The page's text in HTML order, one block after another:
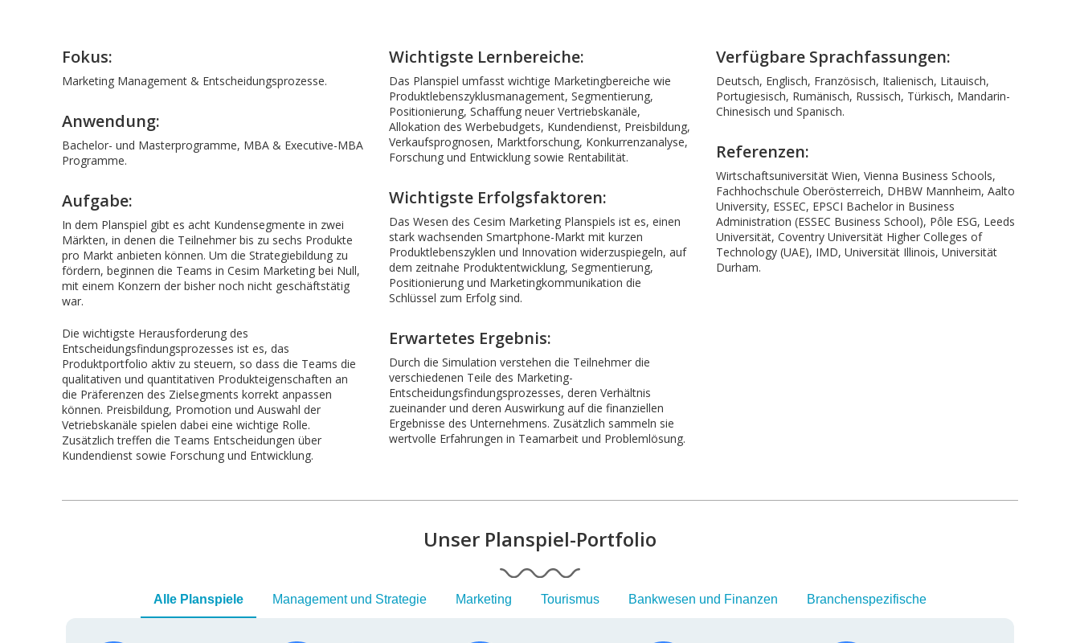
Fokus:
Marketing Management & Entscheidungsprozesse.
Anwendung:
Bachelor- und Masterprogramme, MBA & Executive-MBA
Programme.
Aufgabe:
In dem Planspiel gibt es acht Kundensegmente in zwei
Märkten, in denen die Teilnehmer bis zu sechs Produkte
pro Markt anbieten können. Um die Strategiebildung zu
fördern, beginnen die Teams in Cesim Marketing bei Null,
mit einem Konzern der bisher noch nicht geschäftstätig
war.
Die wichtigste Herausforderung des
Entscheidungsfindungsprozesses ist es, das
Produktportfolio aktiv zu steuern, so dass die Teams die
qualitativen und quantitativen Produkteigenschaften an
die Präferenzen des Zielsegments korrekt anpassen
können. Preisbildung, Promotion und Auswahl der
Vetriebskanäle spielen dabei eine wichtige Rolle.
Zusätzlich treffen die Teams Entscheidungen über
Kundendienst sowie Forschung und Entwicklung.
Wichtigste Lernbereiche:
Das Planspiel umfasst wichtige Marketingbereiche wie
Produktlebenszyklusmanagement, Segmentierung,
Positionierung, Schaffung neuer Vertriebskanäle,
Allokation des Werbebudgets, Kundendienst, Preisbildung,
Verkaufsprognosen, Marktforschung, Konkurrenzanalyse,
Forschung und Entwicklung sowie Rentabilität.
Wichtigste Erfolgsfaktoren:
Das Wesen des Cesim Marketing Planspiels ist es, einen
stark wachsenden Smartphone-Markt mit kurzen
Produktlebenszyklen und Innovation widerzuspiegeln, auf
dem zeitnahe Produktentwicklung, Segmentierung,
Positionierung und Marketingkommunikation die
Schlüssel zum Erfolg sind.
Erwartetes Ergebnis:
Durch die Simulation verstehen die Teilnehmer die
verschiedenen Teile des Marketing-
Entscheidungsfindungsprozesses, deren Verhältnis
zueinander und deren Auswirkung auf die finanziellen
Ergebnisse des Unternehmens. Zusätzlich sammeln sie
wertvolle Erfahrungen in Teamarbeit und Problemlösung.
Verfügbare Sprachfassungen:
Deutsch, Englisch, Französisch, Italienisch, Litauisch,
Portugiesisch, Rumänisch, Russisch, Türkisch, Mandarin-
Chinesisch und Spanisch.
Referenzen:
Wirtschaftsuniversität Wien, Vienna Business Schools,
Fachhochschule Oberösterreich, DHBW Mannheim, Aalto
University, ESSEC, EPSCI Bachelor in Business
Administration (ESSEC Business School), Pôle ESG, Leeds
Universität, Coventry Universität Higher Colleges of
Technology (UAE), IMD, Universität Illinois, Universität
Durham.
Unser Planspiel-Portfolio
Alle Planspiele Management und Strategie Marketing Tourismus Bankwesen und Finanzen Branchenspezifische